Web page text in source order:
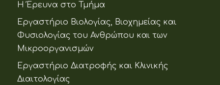
Η Έρευνα στο Τμήμα
Εργαστήριο Βιολογίας, Βιοχημείας και
Φυσιολογίας του Ανθρώπου και των
Μικροοργανισμών
Εργαστήριο Διατροφής και Κλινικής
Διαιτολογίας